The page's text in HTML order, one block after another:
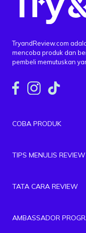
TryandReview.com
mencoba produk dan
pembeli memutuskan
COBA PRODUK
TIPS MENULIS REVIEW
TATA CARA REVIEW
AMBASSADOR